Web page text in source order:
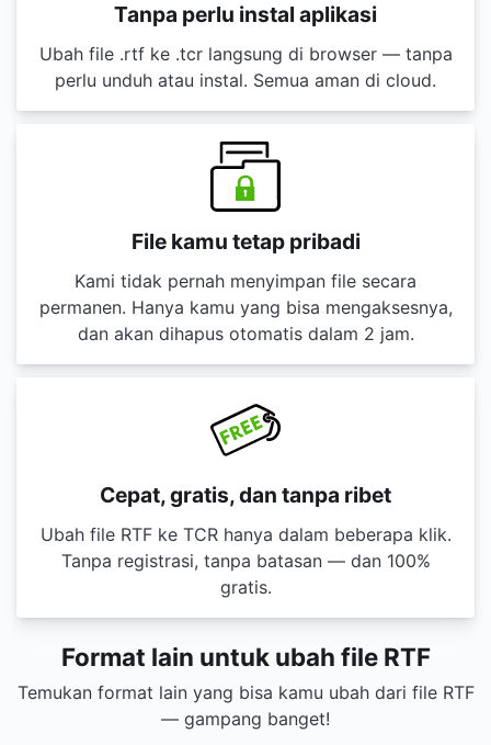
Tanpa perlu instal aplikasi
Ubah file .rtf ke .tcr langsung di browser — tanpa
perlu unduh atau instal. Semua aman di cloud.
File kamu tetap pribadi
Kami tidak pernah menyimpan file secara
permanen. Hanya kamu yang bisa mengaksesnya,
dan akan dihapus otomatis dalam 2 jam.
Cepat, gratis, dan tanpa ribet
Ubah file RTF ke TCR hanya dalam beberapa klik.
Tanpa registrasi, tanpa batasan — dan 100%
gratis.
Format lain untuk ubah file RTF
Temukan format lain yang bisa kamu ubah dari file RTF
— gampang banget!